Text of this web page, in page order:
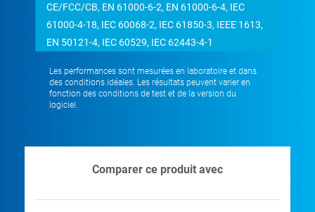
CE/FCC/CB, EN 61000-6-2, EN 61000-6-4, IEC
61000-4-18, IEC 60068-2, IEC 61850-3, IEEE 1613,
EN 50121-4, IEC 60529, IEC 62443-4-1
Les performances sont mesurées en laboratoire et dans
des conditions idéales. Les résultats peuvent varier en
fonction des conditions de test et de la version du
logiciel.
Comparer ce produit avec